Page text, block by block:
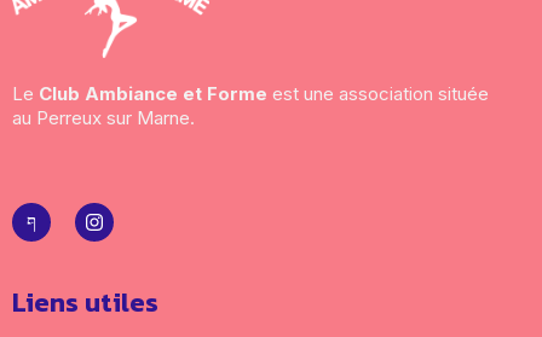
Le Club Ambiance et Forme est une association située
au Perreux sur Marne.
Liens utiles